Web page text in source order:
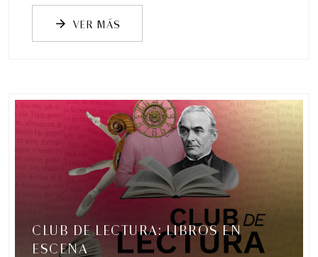
arrow_forward VER MÁS
CLUB DE LECTURA: LIBROS EN
ESCENA